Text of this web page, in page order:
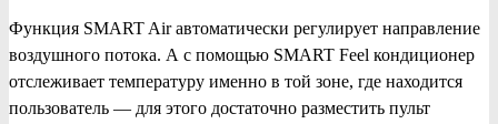
Функция SMART Air автоматически регулирует направление
воздушного потока. А с помощью SMART Feel кондиционер
отслеживает температуру именно в той зоне, где находится
пользователь — для этого достаточно разместить пульт